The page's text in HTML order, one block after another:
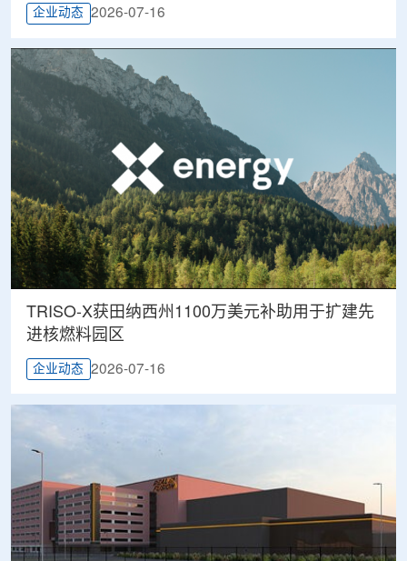
企业动态 2026-07-16
TRISO-X获田纳西州1100万美元补助用于扩建先
进核燃料园区
企业动态 2026-07-16